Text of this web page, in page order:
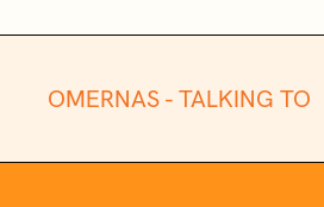
OMERNAS -TALKING TO